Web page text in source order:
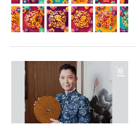
事
欄
訂
閱